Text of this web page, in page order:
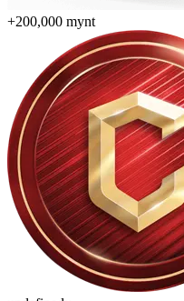
+200,000 mynt